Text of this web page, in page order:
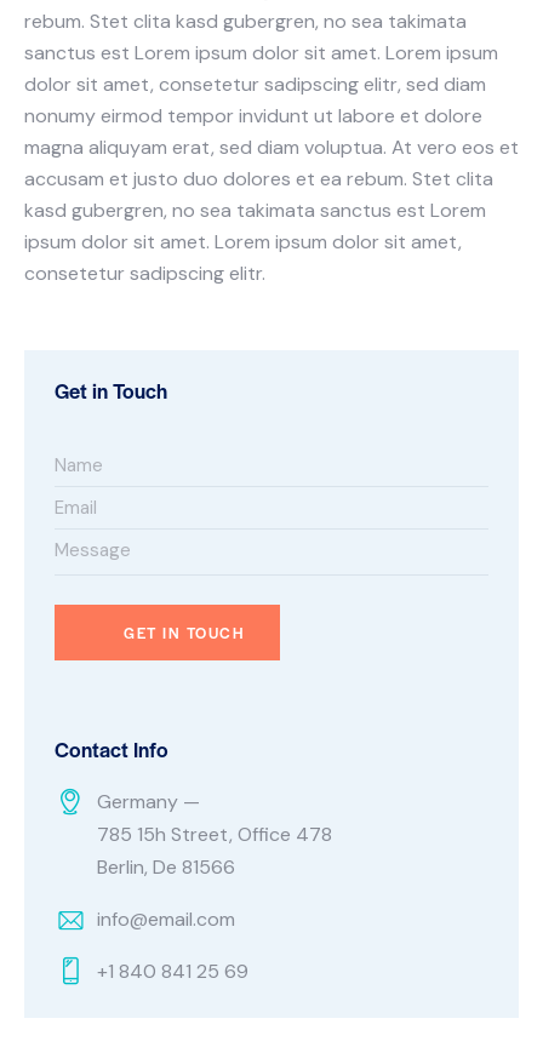
rebum. Stet clita kasd gubergren, no sea takimata
sanctus est Lorem ipsum dolor sit amet. Lorem ipsum
dolor sit amet, consetetur sadipscing elitr, sed diam
nonumy eirmod tempor invidunt ut labore et dolore
magna aliquyam erat, sed diam voluptua. At vero eos et
accusam et justo duo dolores et ea rebum. Stet clita
kasd gubergren, no sea takimata sanctus est Lorem
ipsum dolor sit amet. Lorem ipsum dolor sit amet,
consetetur sadipscing elitr.
Get in Touch
Contact Info
Germany —
785 15h Street, Office 478
Berlin, De 81566
info@email.com
+1 840 841 25 69